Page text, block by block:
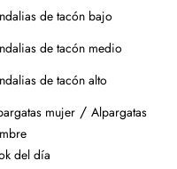
mucho tiempo.
materiales naturales
específicos.
de tacón bajo
de tacón medio
de tacón alto
mujer / Alpargatas
del día